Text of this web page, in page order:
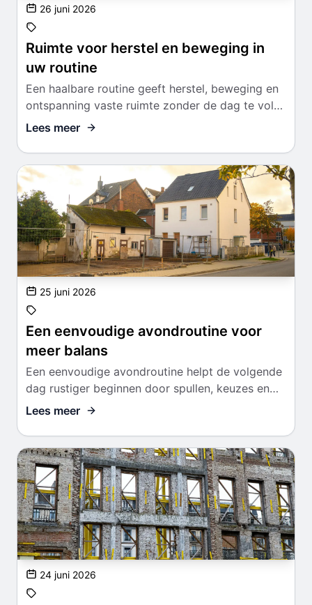
26 juni 2026
Ruimte voor herstel en beweging in
uw routine
Een haalbare routine geeft herstel, beweging en
ontspanning vaste ruimte zonder de dag te vol
te plannen.
Lees meer
25 juni 2026
Een eenvoudige avondroutine voor
meer balans
Een eenvoudige avondroutine helpt de volgende
dag rustiger beginnen door spullen, keuzes en
herstel vooraf te ordenen.
Lees meer
24 juni 2026